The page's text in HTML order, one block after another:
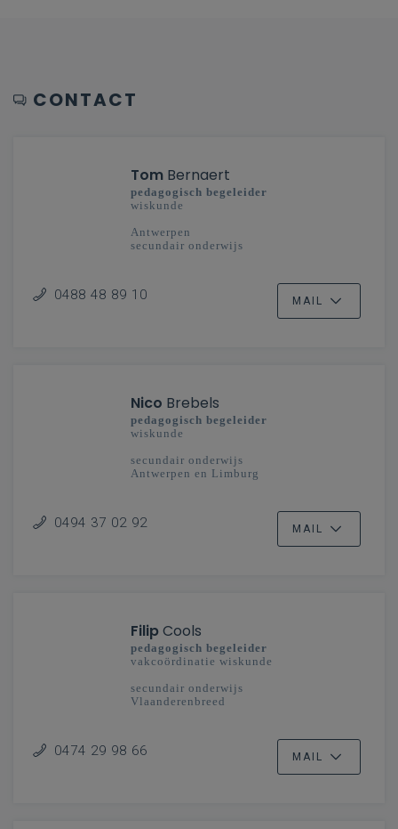
CONTACT
Tom Bernaert
pedagogisch begeleider
wiskunde
Antwerpen
secundair onderwijs
0488 48 89 10 MAIL
Nico Brebels
pedagogisch begeleider
wiskunde
secundair onderwijs
Antwerpen en Limburg
0494 37 02 92 MAIL
FilipCools
pedagogisch begeleider
vakcoördinatie wiskunde
secundair onderwijs
Vlaanderenbreed
0474 29 98 66 MAIL